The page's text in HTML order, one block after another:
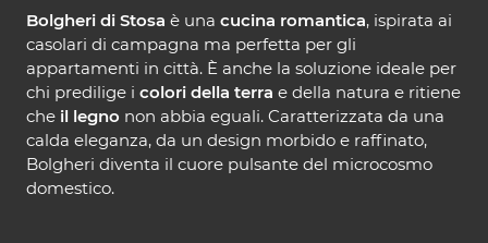
Bolgheri di Stosa è una cucina romantica, ispirata ai
casolari di campagna ma perfetta per gli
appartamenti in città. È anche la soluzione ideale per
chi predilige i colori della terra e della natura e ritiene
che il legno non abbia eguali. Caratterizzata da una
calda eleganza, da un design morbido e raffinato,
Bolgheri diventa il cuore pulsante del microcosmo
domestico.